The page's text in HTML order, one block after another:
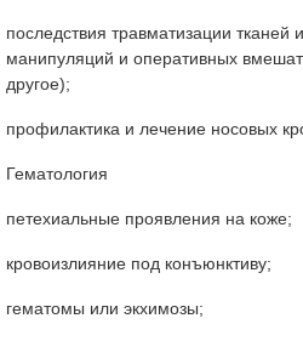
последствия травматизации тканей
манипуляций и оперативных
другое);
профилактика и лечение носовых
Гематология
петехиальные проявления на коже;
кровоизлияние под конъюнктиву;
гематомы или экхимозы;